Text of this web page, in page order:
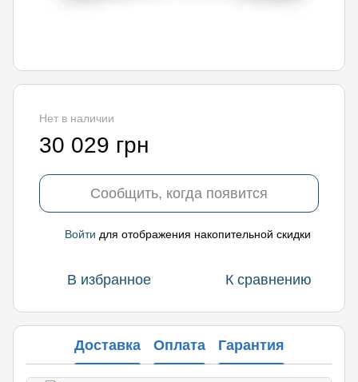
Нет в наличии
30 029 грн
Сообщить, когда появится
Войти для отображения накопительной скидки
В избранное К сравнению
Доставка Оплата Гарантия